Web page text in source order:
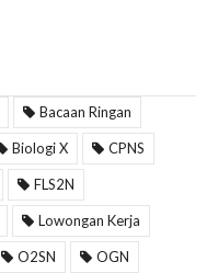
Bacaan Ringan
Biologi X CPNS
FLS2N
Lowongan Kerja
O2SN OGN